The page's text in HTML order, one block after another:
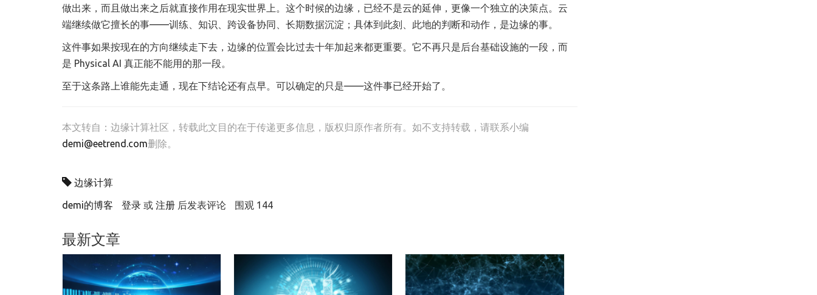
做出来，而且做出来之后就直接作用在现实世界上。这个时候的边缘，已经不是云的延伸，更像一个独立的决策点。云
端继续做它擅长的事——训练、知识、跨设备协同、长期数据沉淀；具体到此刻、此地的判断和动作，是边缘的事。
这件事如果按现在的方向继续走下去，边缘的位置会比过去十年加起来都更重要。它不再只是后台基础设施的一段，而
是 Physical AI 真正能不能用的那一段。
至于这条路上谁能先走通，现在下结论还有点早。可以确定的只是——这件事已经开始了。
本文转自： 边缘计算社区 ，转载此文目的在于传递更多信息，版权归原作者所有。如不支持转载，请联系小编
demi@eetrend.com删除。
边缘计算
demi的博客 登录 或 注册 后发表评论 围观 144
最新文章